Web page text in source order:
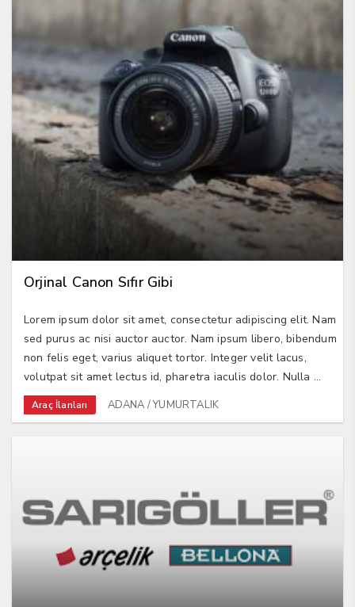
Orjinal Canon Sıfır Gibi
Lorem ipsum dolor sit amet, consectetur adipiscing elit. Nam
sed purus ac nisi auctor auctor. Nam ipsum libero, bibendum
non felis eget, varius aliquet tortor. Integer velit lacus,
volutpat sit amet lectus id, pharetra iaculis dolor. Nulla ...
Araç İlanları ADANA / YUMURTALIK